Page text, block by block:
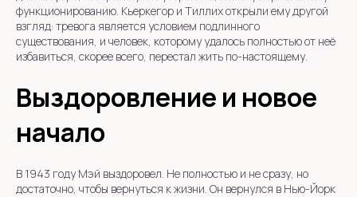
функционированию. Кьеркегор и Тиллих открыли ему другой
взгляд: тревога является условием подлинного
существования, и человек, которому удалось полностью от неё
избавиться, скорее всего, перестал жить по-настоящему.
Выздоровление и новое
начало
В 1943 году Мэй выздоровел. Не полностью и не сразу, но
достаточно, чтобы вернуться к жизни. Он вернулся в Нью-Йорк